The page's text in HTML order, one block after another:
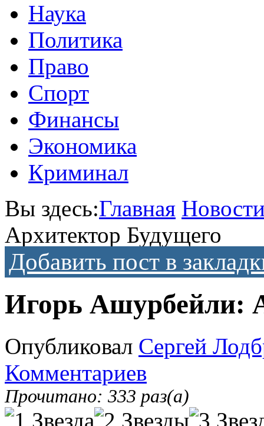
Наука
Политика
Право
Спорт
Финансы
Экономика
Криминал
Вы здесь:Главная
Архитектор Будущего
Добавить пост в
Игорь Ашурбейли:
Опубликовал Сергей
Комментариев
Прочитано: 333 раз(а)